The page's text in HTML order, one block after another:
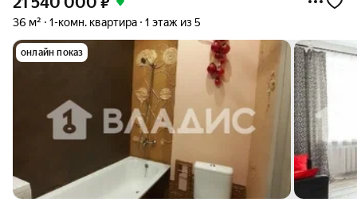
36 м² 1-комн. квартира 1 этаж из 5
онлайн показ